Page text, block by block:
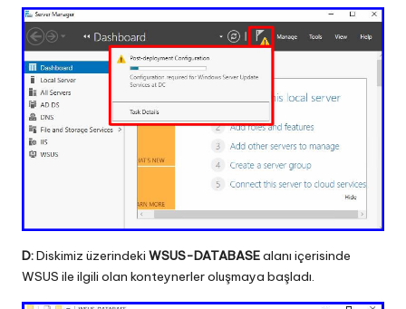
D:Diskimiz üzerindeki WSUS-DATABASEalanı içerisinde
WSUS ile ilgili olan konteynerler oluşmaya başladı.